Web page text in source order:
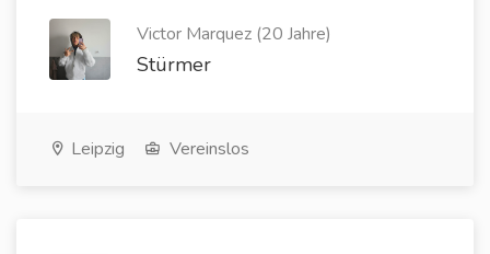
Victor Marquez (20 Jahre)
Stürmer
Leipzig Vereinslos